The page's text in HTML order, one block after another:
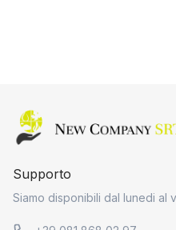
Home page
Supporto
Siamo disponibili dal lunedi al